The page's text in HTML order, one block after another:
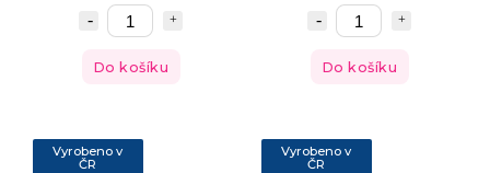
Do košíku Do košíku
Vyrobeno v
ČR
Vyrobeno v
ČR